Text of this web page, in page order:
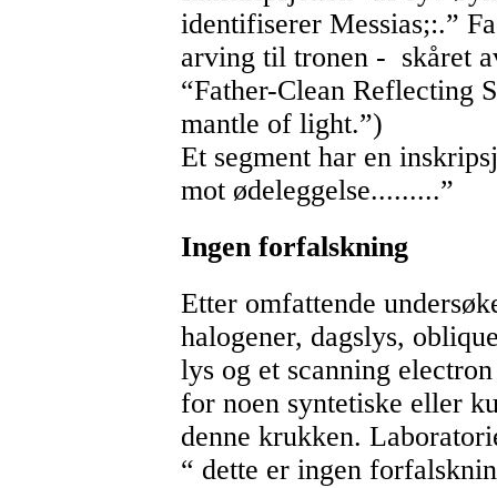
identifiserer Messias;:.”
arving til tronen - skåret
“Father-Clean Reflecting
mantle of light.”)
Et segment har en
mot ødeleggelse.........”
Ingen forfalskning
Etter omfattende
halogener, dagslys,
lys og et scanning
for noen syntetiske eller
denne krukken.
“ dette er ingen